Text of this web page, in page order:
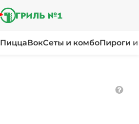
ПиццаВокСеты и комбоПироги